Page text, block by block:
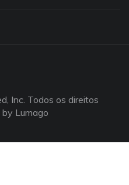
Inc. Todos os direitos
by Lumago